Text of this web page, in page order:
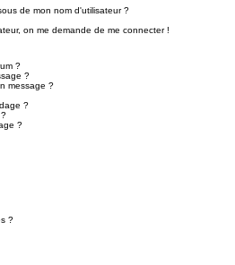
de mon nom d'utilisateur ?
on me demande de me connecter !
?
?
message ?
?
?
?